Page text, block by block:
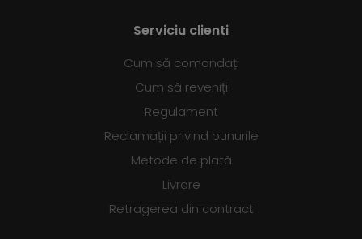
Serviciu clienti
Cum să comandați
Cum să reveniți
Regulament
Reclamații privind bunurile
Metode de plată
Livrare
Retragerea din contract